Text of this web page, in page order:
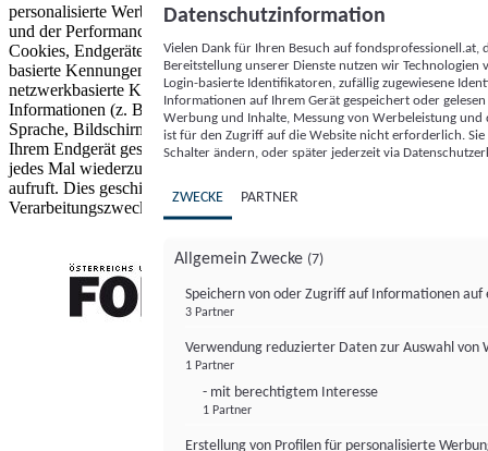
personalisierte Werbung und Inhalte, Messung von Werbeleistung
und der Performance von Inhalten sowie Zielgruppenforschung.
Cookies, Endgeräte- oder ähnliche Online-Kennungen (z. B. login-
basierte Kennungen, zufällig generierte Kennungen,
netzwerkbasierte Kennungen) können zusammen mit anderen
Informationen (z. B. Browsertyp und Browserinformationen,
Sprache, Bildschirmgröße, unterstützte Technologien usw.) auf
Ihrem Endgerät gespeichert oder von dort ausgelesen werden, um es
jedes Mal wiederzuerkennen, wenn es eine App oder einer Webseite
aufruft. Dies geschieht für einen oder mehrere der hier aufgeführten
Verarbeitungszwecke.
Datenschutzinformation
Vielen Dank für Ihren Besuch auf
Bereitstellung unserer Dienste nutzen wir Technologien
Login-basierte Identifikatoren, zufällig zugewiesene
Informationen auf Ihrem Gerät gespeichert oder
Werbung und Inhalte, Messung von Werbeleistung
ist für den Zugriff auf die Website nicht erforderlich.
Schalter ändern, oder später jederzeit via
ZWECKE PARTNER
Allgemein Zwecke (7)
Speichern von oder Zugriff auf Informationen auf
3 Partner
Verwendung reduzierter Daten zur Auswahl von
1 Partner
- mit berechtigtem Interesse
1 Partner
Erstellung von Profilen für personalisierte
FONDS professionell